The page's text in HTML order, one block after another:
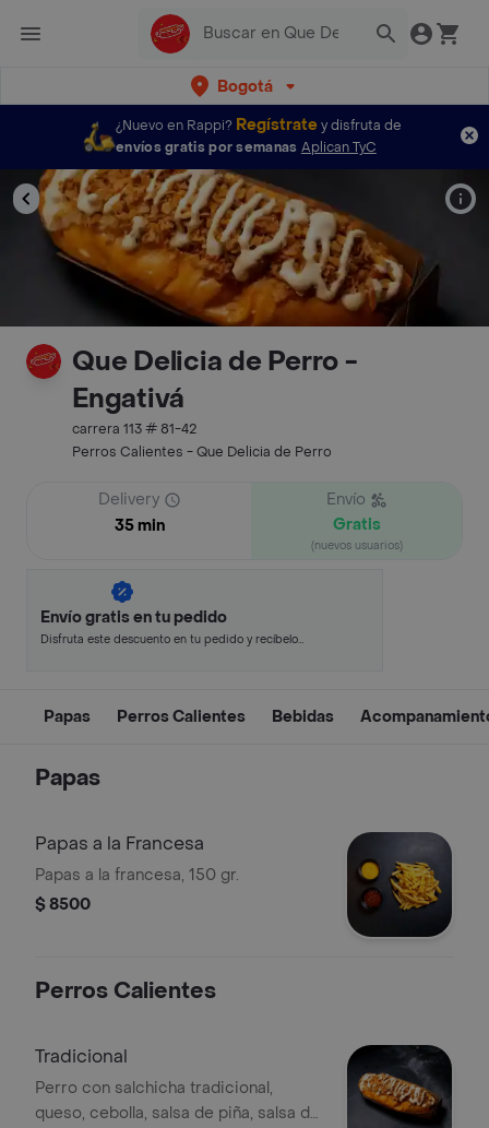
Bogotá
¿Nuevo en Rappi? Regístratey disfruta de
envíos gratis por semanas Aplican TyC
Que Delicia de Perro -
Engativá
carrera 113 # 81-42
Perros Calientes - Que Delicia de Perro
Delivery
35 min
Envío
Gratis
(nuevos usuarios)
Envío gratis en tu pedido
Disfruta este descuento en tu pedido y recíbelo
Papas Perros Calientes Bebidas
Papas
Papas a la Francesa
Papas a la francesa, 150 gr.
$ 8500
Perros Calientes
Tradicional
Perro con salchicha tradicional,
queso, cebolla, salsa de piña, salsa de